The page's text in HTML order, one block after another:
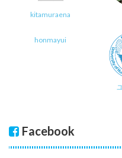
kitamuraena
honmayui
Facebook